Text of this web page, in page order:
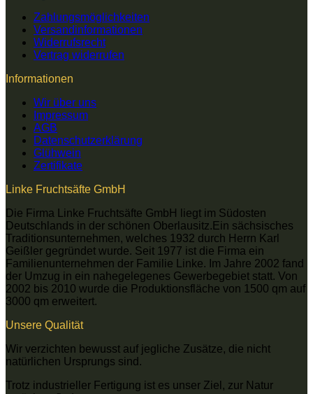
Zahlungsmöglichkeiten
Versandinformationen
Widerrufsrecht
Vertrag widerrufen
Informationen
Wir über uns
Impressum
AGB
Datenschutzerklärung
Glühwein
Zertifikate
Linke Fruchtsäfte GmbH
Die Firma Linke Fruchtsäfte GmbH liegt im Südosten
Deutschlands in der schönen Oberlausitz.Ein sächsisches
Traditionsunternehmen, welches 1932 durch Herrn Karl
Geißler gegründet wurde. Seit 1977 ist die Firma ein
Familienunternehmen der Familie Linke. Im Jahre 2002 fand
der Umzug in ein nahegelegenes Gewerbegebiet statt. Von
2002 bis 2010 wurde die Produktionsfläche von 1500 qm auf
3000 qm erweitert.
Unsere Qualität
Wir verzichten bewusst auf jegliche Zusätze, die nicht
natürlichen Ursprungs sind.
Trotz industrieller Fertigung ist es unser Ziel, zur Natur